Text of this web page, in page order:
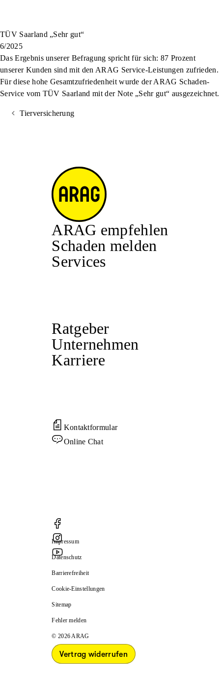
TÜV Saarland „Sehr gut“
6/2025
Das Ergebnis unserer Befragung spricht für sich: 87 Prozent
unserer Kunden sind mit den ARAG Service-Leistungen zufrieden.
Für diese hohe Gesamtzufriedenheit wurde der ARAG Schaden-
Service vom TÜV Saarland mit der Note „Sehr gut“ ausgezeichnet.
Tierversicherung
ARAG empfehlen
Schaden melden
Services
Ratgeber
Unternehmen
Karriere
Kontaktformular
Online Chat
Impressum
Datenschutz
Barrierefreiheit
Cookie-Einstellungen
Sitemap
Fehler melden
© 2026 ARAG
Vertrag widerrufen